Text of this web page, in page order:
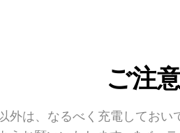
ご注
外は、なるべく充電しておい